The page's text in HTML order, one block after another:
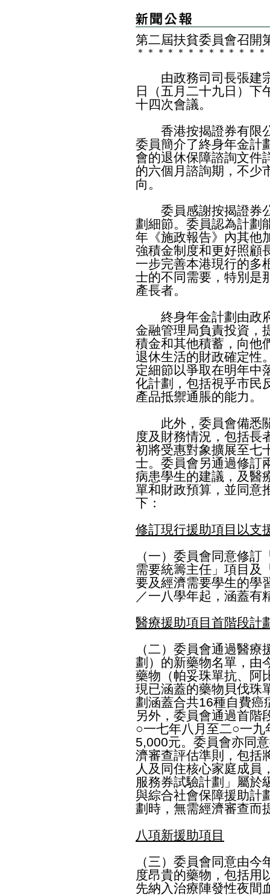
第二屆扶貧委員會召開
＊ ＊ ＊ ＊ ＊ ＊ ＊ ＊ ＊ ＊ ＊ ＊ ＊
由政務司司長張建宗
日（五月二十九日）下
十四次會議。
香港按揭證券有限公
委員簡介了終身年金計
會的退休保障諮詢文件
的六個月諮詢期，不少
向。
委員感謝按揭證券公
劃細節。委員認為計劃
年《施政報告》內其他
強積金制度和更好照顧
一步完善本港現行的多
士的不同需要，特別是
產長者。
終身年金計劃由政府
金融管理局負責投資，
積金和其他積蓄，向他
退休生活的財政確定性
定細節以爭取在明年中
化計劃，包括視乎市民
產品抵禦通脹的能力。
此外，委員會備悉關
度及財務情況，包括長
初將受惠對象擴展至七
士。委員會另通過修訂
病患學生的建議，及醫
單和財政預算，並同意
下：
修訂現行援助項目以支
（一）委員會同意修
需要統籌主任」項目及
要及經濟需要學生的學
／一八學年起，涵蓋有
醫療援助項目首階段計
（二）委員會通過醫
劃）的新藥物名單，由
藥物（帕妥珠單抗、阿
現已涵蓋的藥物貝伐珠
劃涵蓋合共16種自費癌
另外，委員會通過首階
○一七年八月至二○一
5,000元。委員會亦同
濟審查評估準則，包括
人及同住核心家庭成員
服務券試驗計劃」屬於
與綜合社會保障援助計
劃時，無需經濟審查而
八項新援助項目
（三）委員會同意由
度昂貴的藥物，包括用
先納入治療陣發性夜間